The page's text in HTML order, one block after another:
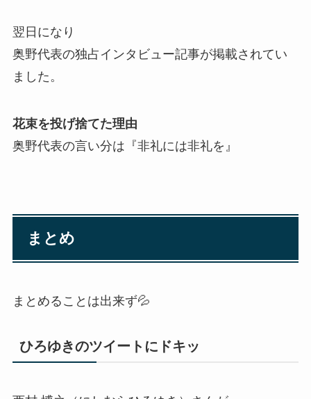
翌日になり
奥野代表の独占インタビュー記事が掲載されてい
ました。
花束を投げ捨てた理由
奥野代表の言い分は『非礼には非礼を』
まとめ
まとめることは出来ず💦
ひろゆきのツイートにドキッ